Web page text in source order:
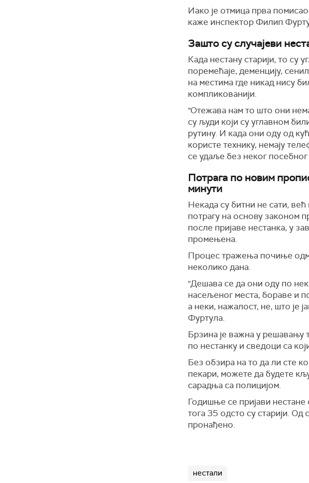
Иако је отмица прва
каже инспектор Филип
Зашто су случајеви
Када нестану старији, то су
поремећаје, деменцију,
на местима где никад нису
компликованији.
"Отежава нам то што они
су људи који су углавном
рутину. И када они оду од
користе технику, немају
се удаље без неког
Потрага по новим
минути
Некада су битни не сати,
потрагу на основу законом
после пријаве нестанка, у
промењена.
Процес тражења почиње
неколико дана.
"Дешава се да они оду по
насељеног места, бораве и
а неки, нажалост, не, што је
Фуртула.
Брзина је важна у решавању
по нестанку и сведоци са
Без обзира на то да ли сте
пекари, можете да будете
сарадња са полицијом.
Годишње се пријави
тога 35 одсто су старији. Од
пронађено.
нестали